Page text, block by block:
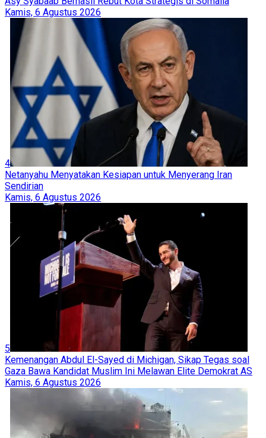
Kamis, 6 Agustus 2026
4
Netanyahu Menyatakan Kesiapan untuk Menyerang Iran
Sendirian
Kamis, 6 Agustus 2026
5
Kemenangan Abdul El-Sayed di Michigan, Sikap Tegas soal
Gaza Bawa Kandidat Muslim Ini Melawan Elite Demokrat AS
Kamis, 6 Agustus 2026